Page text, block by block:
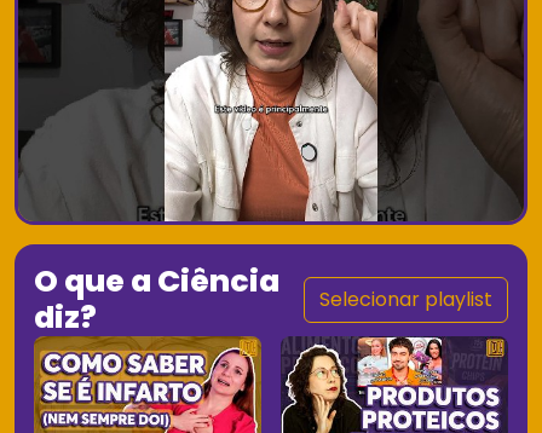
O que a Ciência
diz?
Selecionar playlist